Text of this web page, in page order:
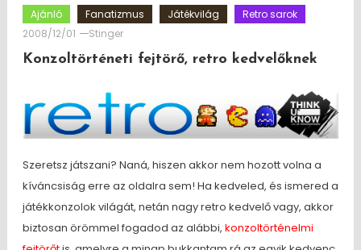
Ajánló Fanatizmus Játékvilág
Retro sarok
2008/12/01
Stinger
Konzoltörténeti fejtörő, retro kedvelőknek
Szeretsz játszani? Naná, hiszen akkor nem hozott volna a
kíváncsiság erre az oldalra sem! Ha kedveled, és ismered a
játékkonzolok világát, netán nagy retro kedvelő vagy, akkor
biztosan örömmel fogadod az alábbi, konzoltörténelmi